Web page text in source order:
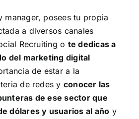
manager, posees tu propia
a diversos canales
Recruiting o te dedicas a
del marketing digital
de estar a la
de redes y conocer las
de ese sector que
dólares y usuarios al año y